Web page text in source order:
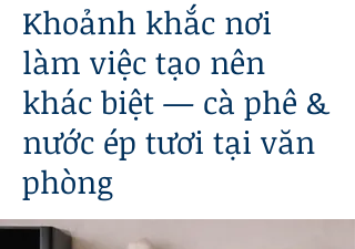
Khoảnh khắc nơi
làm việc tạo nên
khác biệt — cà phê &
nước ép tươi tại văn
phòng